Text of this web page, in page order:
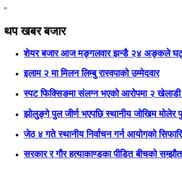
"
थप खबर बजार
शेयर बजार आज मङ्गलवार झन्डै २४ अङ्कले
इलाम २ मा मिलन लिम्बु रास्वपाको उम्मेदवार
स्पट फिक्सिङमा संलग्न भएको आरोपमा २
झोलुङ्गे पुल जीर्ण भएपछि स्थानीय जोखिम मोलेर
जेठ ४ गते स्थानीय निर्वाचन गर्न आयोगको
सरकार र गौर हत्याकाण्डका पीडित बीचको